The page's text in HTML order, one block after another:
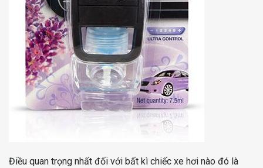
Điều quan trọng nhất đối với bất kì chiếc xe hơi nào đó là